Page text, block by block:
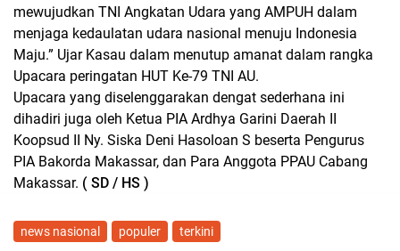
mewujudkan TNI Angkatan Udara yang AMPUH dalam
menjaga kedaulatan udara nasional menuju Indonesia
Maju.” Ujar Kasau dalam menutup amanat dalam rangka
Upacara peringatan HUT Ke-79 TNI AU.
Upacara yang diselenggarakan dengat sederhana ini
dihadiri juga oleh Ketua PIA Ardhya Garini Daerah II
Koopsud II Ny. Siska Deni Hasoloan S beserta Pengurus
PIA Bakorda Makassar, dan Para Anggota PPAU Cabang
Makassar. ( SD / HS )
news nasional populer terkini